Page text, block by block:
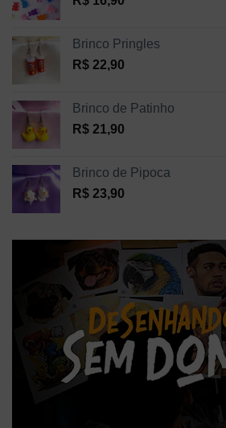
Brinco Pringles
R$ 22,90
Brinco de Patinho
R$ 21,90
Brinco de Pipoca
R$ 23,90